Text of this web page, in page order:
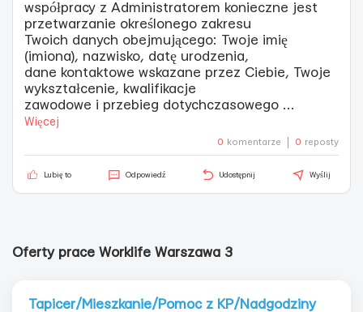
współpracy z Administratorem konieczne jest
przetwarzanie określonego zakresu
Twoich danych obejmującego: Twoje imię
(imiona), nazwisko, datę urodzenia,
dane kontaktowe wskazane przez Ciebie, Twoje
wykształcenie, kwalifikacje
zawodowe i przebieg dotychczasowego ...
Więcej
0 komentarze 0 reposty
Lubię to Odpowiedź Udostępnij Wyślij
Oferty prace Worklife Warszawa 3
Tapicer/Mieszkanie/Pomoc z KP/Nadgodziny